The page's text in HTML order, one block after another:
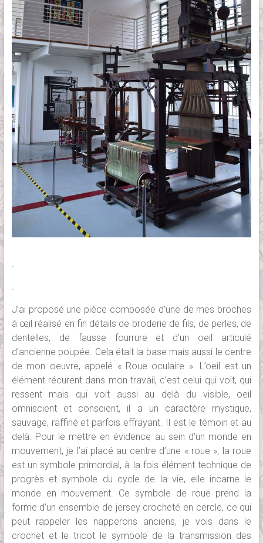
J’ai proposé une pièce composée d’une de mes broches
à œil réalisé en fin détails de broderie de fils, de perles, de
dentelles, de fausse fourrure et d’un oeil articulé
d’ancienne poupée. Cela était la base mais aussi le centre
de mon oeuvre, appelé « Roue oculaire ». L’oeil est un
élément récurent dans mon travail, c’est celui qui voit, qui
ressent mais qui voit aussi au delà du visible, oeil
omniscient et conscient, il a un caractère mystique,
sauvage, raffiné et parfois effrayant. Il est le témoin et au
delà. Pour le mettre en évidence au sein d’un monde en
mouvement, je l’ai placé au centre d’une « roue », la roue
est un symbole primordial, à la fois élément technique de
progrès et symbole du cycle de la vie, elle incarne le
monde en mouvement. Ce symbole de roue prend la
forme d’un ensemble de jersey crocheté en cercle, ce qui
peut rappeler les napperons anciens, je vois dans le
crochet et le tricot le symbole de la transmission des